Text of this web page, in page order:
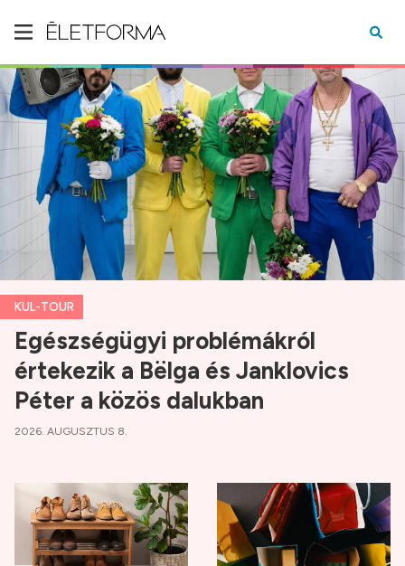
KUL-TOUR
Egészségügyi problémákról
értekezik a Bëlga és Janklovics
Péter a közös dalukban
2026. AUGUSZTUS 8.